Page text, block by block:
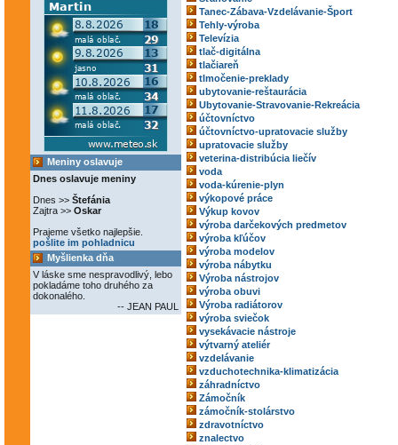
Meniny oslavuje
Dnes oslavuje meniny
Dnes >> Štefánia
Zajtra >> Oskar
Prajeme všetko najlepšie.
pošlite im pohladnicu
Myšlienka dňa
V láske sme nespravodlivý, lebo
pokladáme toho druhého za
dokonalého.
-- JEAN PAUL
Tanec-Zábava-Vzdelávanie-Šport
Tehly-výroba
Televízia
tlač-digitálna
tlačiareň
tlmočenie-preklady
ubytovanie-reštaurácia
Ubytovanie-Stravovanie-Rekreácia
účtovníctvo
účtovníctvo-upratovacie služby
upratovacie služby
veterina-distribúcia liečív
voda
voda-kúrenie-plyn
výkopové práce
Výkup kovov
výroba darčekových predmetov
výroba kľúčov
výroba modelov
výroba nábytku
Výroba nástrojov
výroba obuvi
Výroba radiátorov
výroba sviečok
vysekávacie nástroje
výtvarný ateliér
vzdelávanie
vzduchotechnika-klimatizácia
záhradníctvo
Zámočník
zámočník-stolárstvo
zdravotníctvo
znalectvo